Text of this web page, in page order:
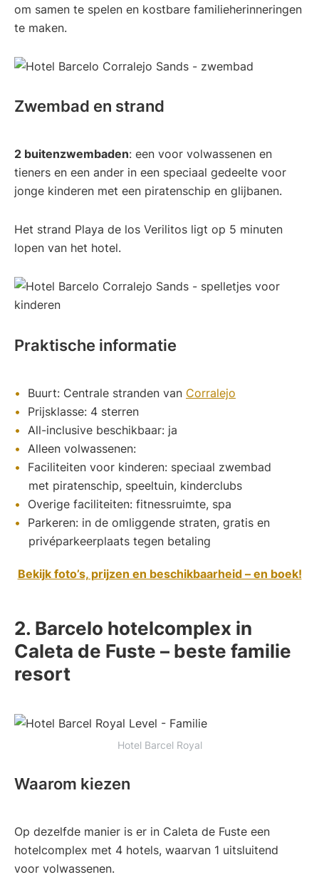
om samen te spelen en kostbare familieherinneringen
te maken.
Zwembad en strand
2 buitenzwembaden: een voor volwassenen en
tieners en een ander in een speciaal gedeelte voor
jonge kinderen met een piratenschip en glijbanen.
Het strand Playa de los Verilitos ligt op 5 minuten
lopen van het hotel.
Praktische informatie
Buurt: Centrale stranden van Corralejo
Prijsklasse: 4 sterren
All-inclusive beschikbaar: ja
Alleen volwassenen:
Faciliteiten voor kinderen: speciaal zwembad
met piratenschip, speeltuin, kinderclubs
Overige faciliteiten: fitnessruimte, spa
Parkeren: in de omliggende straten, gratis en
privéparkeerplaats tegen betaling
Bekijk foto’s, prijzen en beschikbaarheid – en boek!
2. Barcelo hotelcomplex in
Caleta de Fuste – beste familie
resort
Hotel Barcel Royal
Waarom kiezen
Op dezelfde manier is er in Caleta de Fuste een
hotelcomplex met 4 hotels, waarvan 1 uitsluitend
voor volwassenen.